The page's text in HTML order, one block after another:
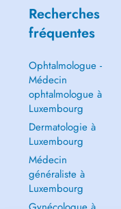
Recherches
fréquentes
Ophtalmologue -
Médecin
ophtalmologue à
Luxembourg
Dermatologie à
Luxembourg
Médecin
généraliste à
Luxembourg